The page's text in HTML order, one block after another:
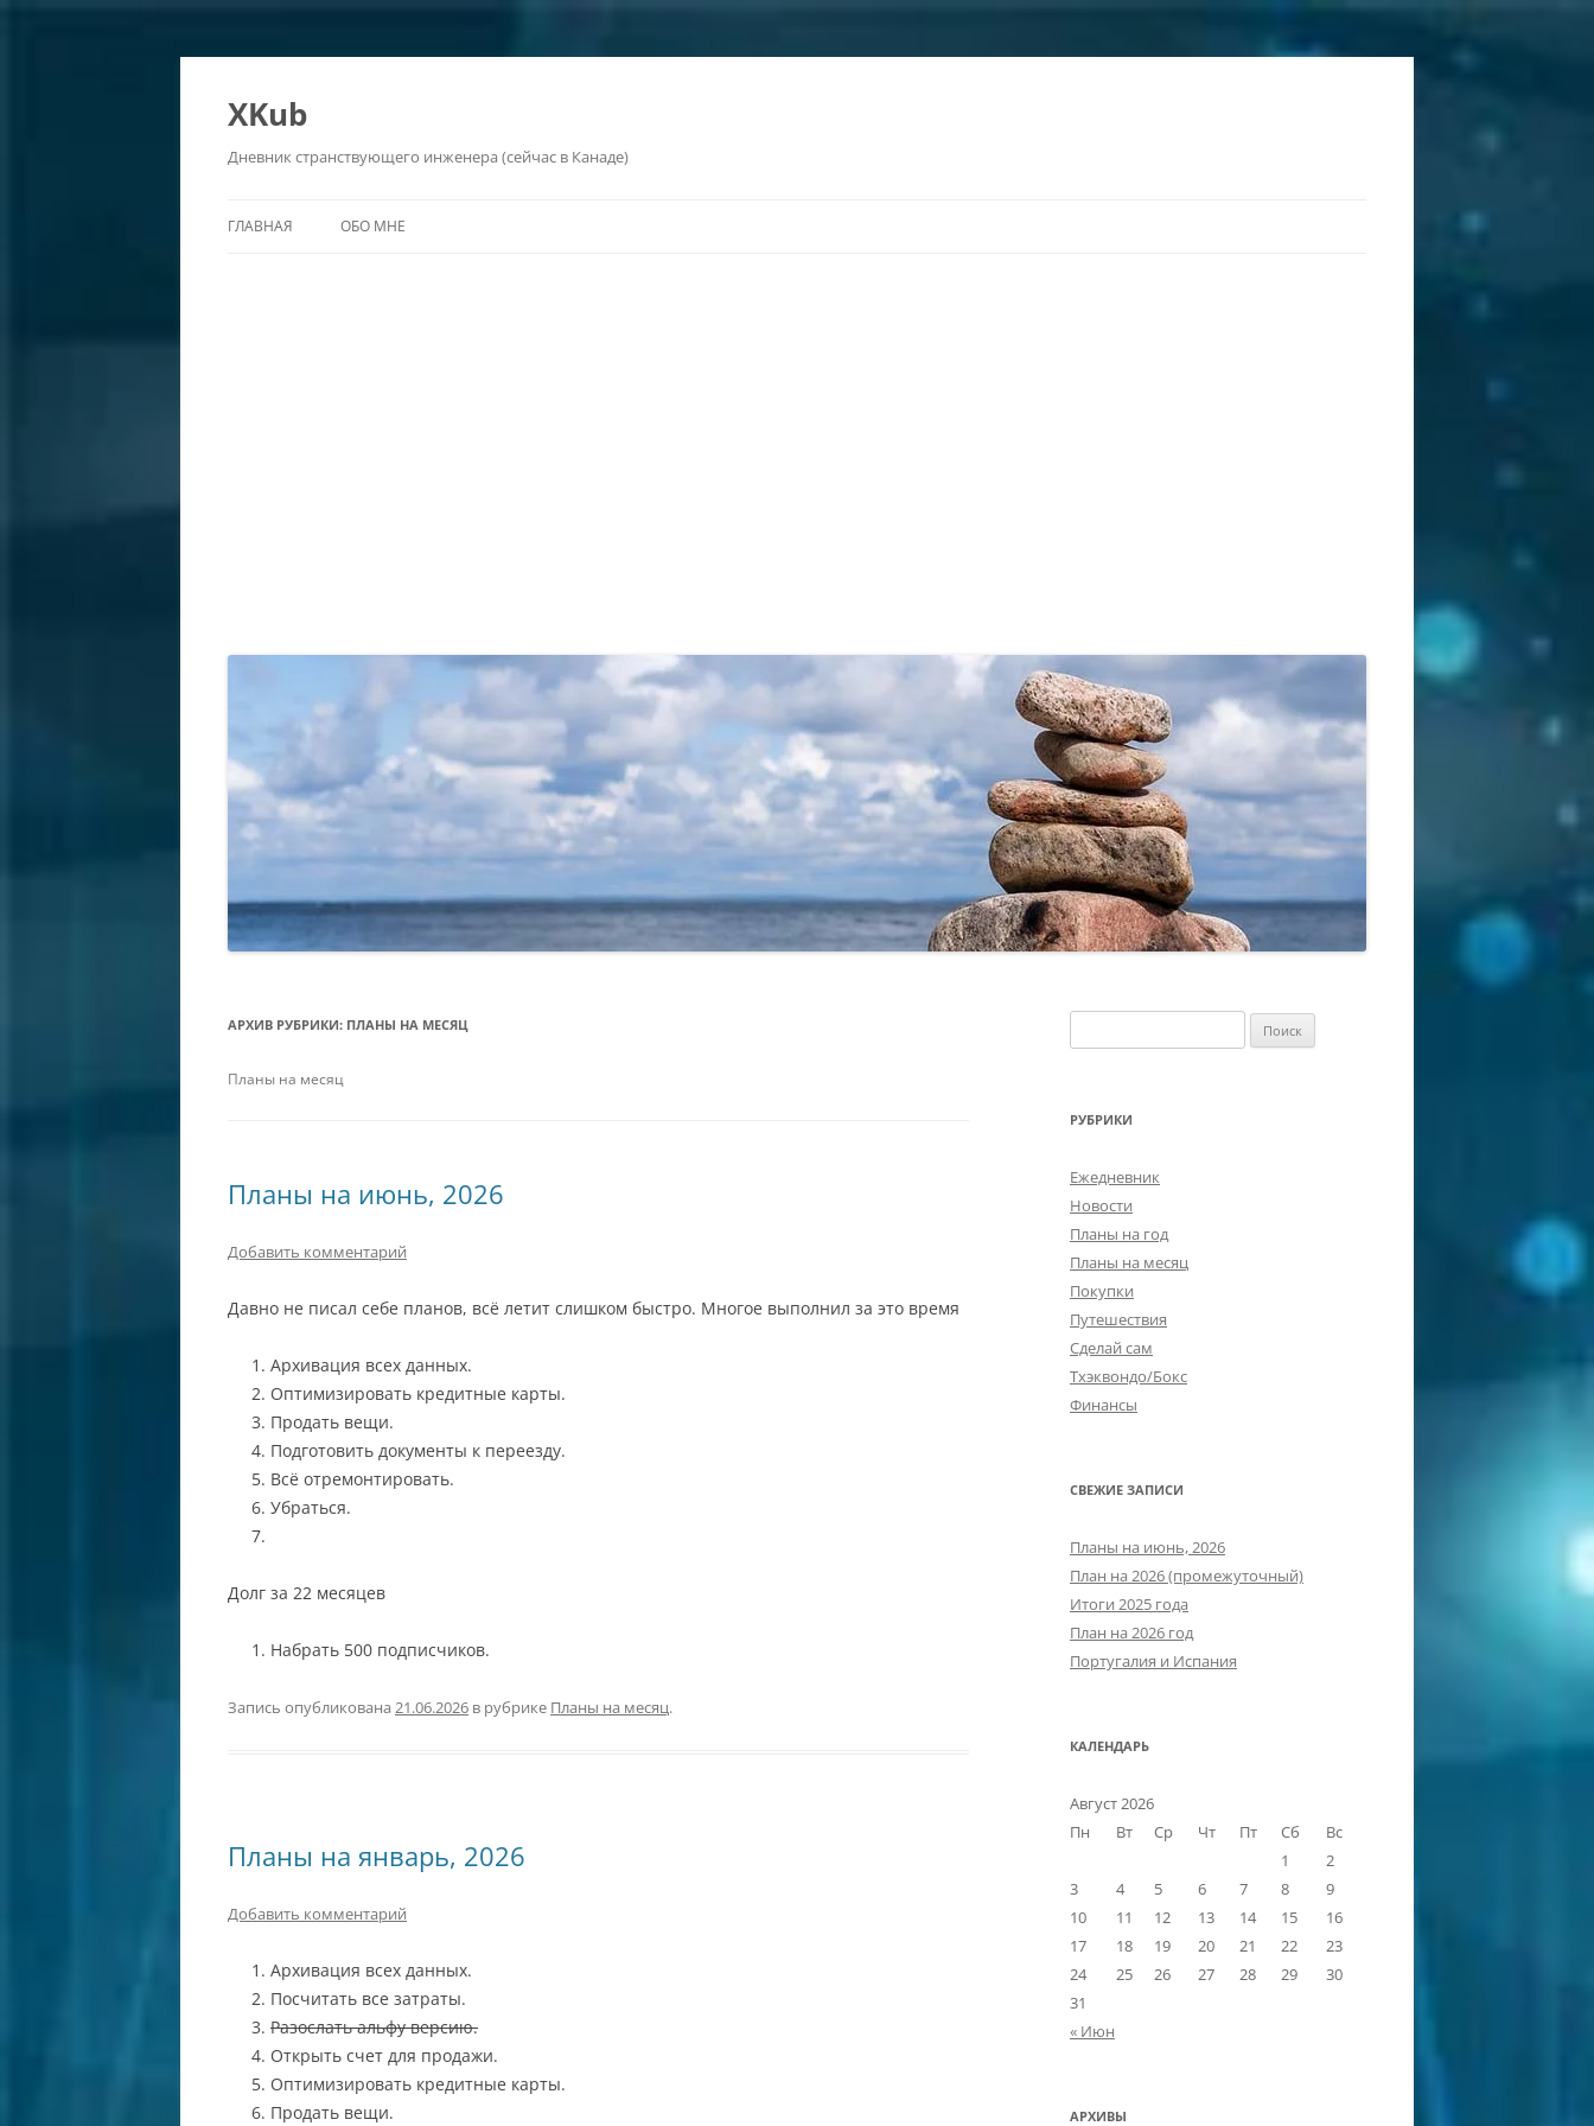
Перейти
содержимому
XKub
Дневник странствующего инженера (сейчас в Канаде)
ГЛАВНАЯ ОБО МНЕ
АРХИВ РУБРИКИ: ПЛАНЫ НА МЕСЯЦ
Планы на месяц
Планы на июнь, 2026
Добавить комментарий
Давно не писал себе планов, всё летит слишком быстро. Многое выполнил за это время
Архивация всех данных.
Оптимизировать кредитные карты.
Продать вещи.
Подготовить документы к переезду.
Всё отремонтировать.
Убраться.
Долг за 22 месяцев
Набрать 500 подписчиков.
Запись опубликована 21.06.2026 в рубрике Планы на месяц.
Планы на январь, 2026
Добавить комментарий
Архивация всех данных.
Посчитать все затраты.
Разослать альфу версию.
Открыть счет для продажи.
Оптимизировать кредитные карты.
Продать вещи.
РУБРИКИ
Ежедневник
Новости
Планы на год
Планы на месяц
Покупки
Путешествия
Сделай сам
Тхэквондо/Бокс
Финансы
СВЕЖИЕ ЗАПИСИ
Планы на июнь, 2026
План на 2026 (промежуточный)
Итоги 2025 года
План на 2026 год
Португалия и Испания
КАЛЕНДАРЬ
Август 2026
Пн
Вт Ср Чт Пт Сб
Вс
1
2
3
4 5 6 7 8
9
10
11 12 13 14 15
16
17
18 19 20 21 22
23
24
25 26 27 28 29
30
31
« Июн
АРХИВЫ